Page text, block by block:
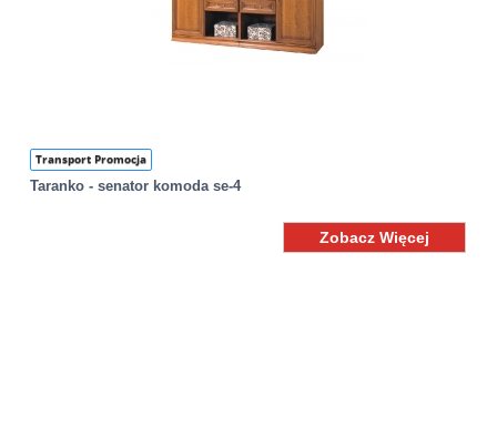
Transport Promocja
Taranko - senator komoda se-4
Zobacz Więcej